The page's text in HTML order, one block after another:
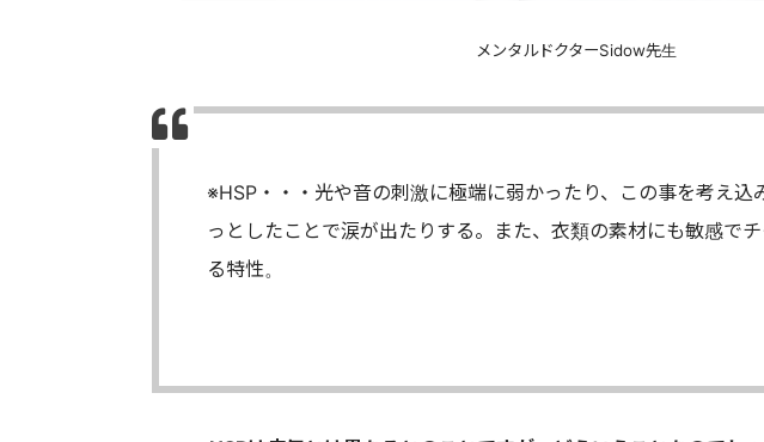
メンタルドクターSidow先生
※HSP・・・光や音の刺激に極端に弱かったり、この事を考え込
っとしたことで涙が出たりする。また、衣類の素材にも敏感で
る特性。